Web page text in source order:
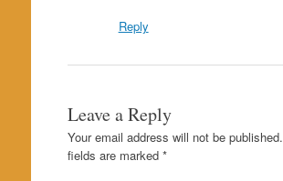
Reply
Leave a Reply
Your email address will not be published.
fields are marked *